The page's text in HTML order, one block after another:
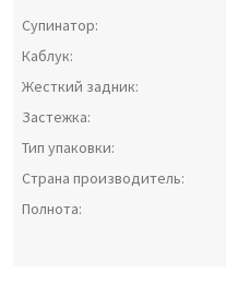
Супинатор:
Каблук:
Жесткий задник:
Застежка:
Тип упаковки:
Страна производитель:
Полнота: